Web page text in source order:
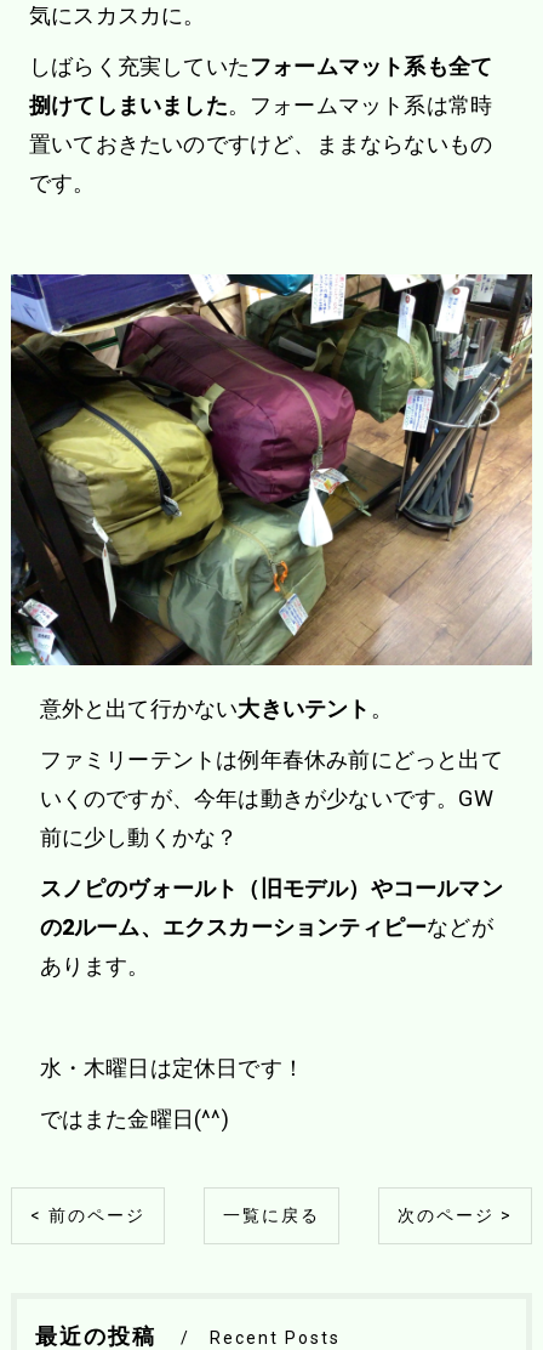
気にスカスカに。
しばらく充実していたフォームマット系も全て
捌けてしまいました。フォームマット系は常時
置いておきたいのですけど、ままならないもの
です。
意外と出て行かない大きいテント 。
ファミリーテントは例年春休み前にどっと出て
いくのですが、今年は動きが少ないです。GW
前に少し動くかな？
スノピのヴォールト（旧モデル）やコールマン
の2ルーム、エクスカーションティピーなどが
あります。
水・木曜日は定休日です！
ではまた金曜日(^^)
< 前のページ 一覧に戻る 次のページ >
最近の投稿 Recent Posts